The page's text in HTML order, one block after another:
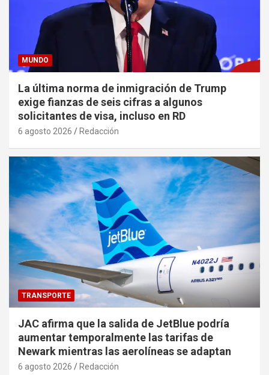
MUNDO
La última norma de inmigración de Trump
exige fianzas de seis cifras a algunos
solicitantes de visa, incluso en RD
6 agosto 2026 Redacción
TRANSPORTE
JAC afirma que la salida de JetBlue podría
aumentar temporalmente las tarifas de
Newark mientras las aerolíneas se adaptan
6 agosto 2026 Redacción